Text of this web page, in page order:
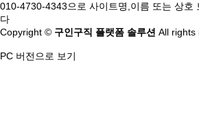
010-4730-4343으로 사이트명,이름 또는 상호
다
Copyright © 구인구직 플랫폼 솔루션 All rights
PC 버전으로 보기